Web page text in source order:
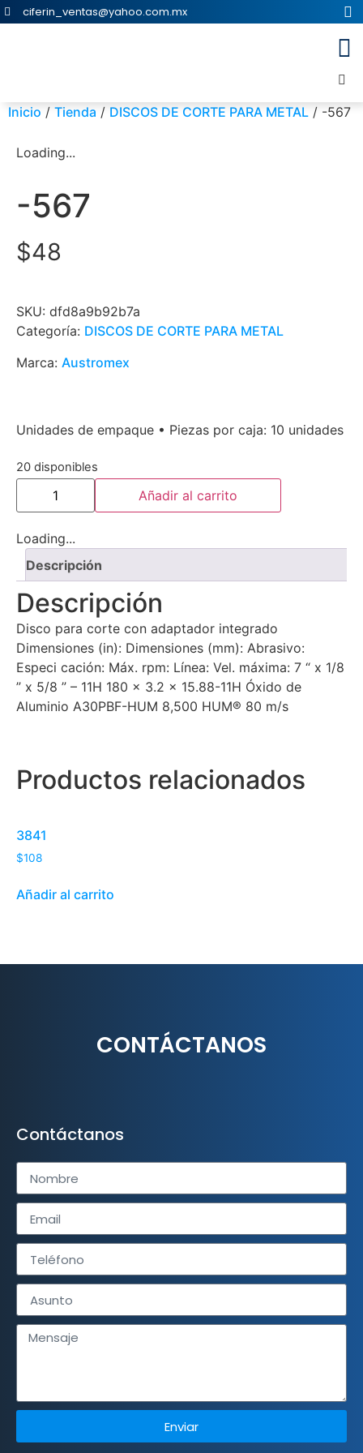
ciferin_ventas@yahoo.com.mx
Inicio / Tienda / DISCOS DE CORTE PARA METAL / -567
Loading...
-567
$48
SKU: dfd8a9b92b7a
Categoría: DISCOS DE CORTE PARA METAL
Marca: Austromex
Unidades de empaque • Piezas por caja: 10 unidades
20 disponibles
Añadir al carrito
Loading...
Descripción
Descripción
Disco para corte con adaptador integrado
Dimensiones (in): Dimensiones (mm): Abrasivo:
Especi cación: Máx. rpm: Línea: Vel. máxima: 7 “ x 1/8
” x 5/8 ” – 11H 180 x 3.2 x 15.88-11H Óxido de
Aluminio A30PBF-HUM 8,500 HUM® 80 m/s
Productos relacionados
3841
$108
Añadir al carrito
CONTÁCTANOS
Contáctanos
Enviar